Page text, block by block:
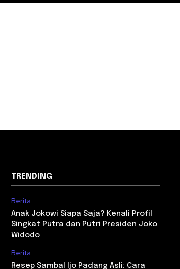
TRENDING
Berita
Anak Jokowi Siapa Saja? Kenali Profil
Singkat Putra dan Putri Presiden Joko
Widodo
Berita
Resep Sambal Ijo Padang Asli: Cara